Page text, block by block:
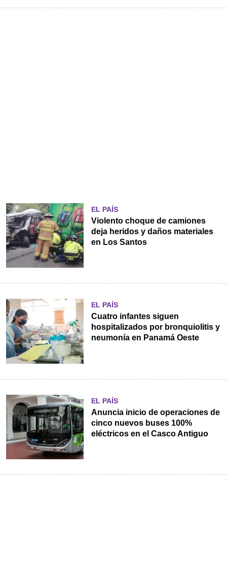
EL PAÍS
Violento choque de camiones
deja heridos y daños materiales
en Los Santos
EL PAÍS
Cuatro infantes siguen
hospitalizados por bronquiolitis y
neumonía en Panamá Oeste
EL PAÍS
Anuncia inicio de operaciones de
cinco nuevos buses 100%
eléctricos en el Casco Antiguo